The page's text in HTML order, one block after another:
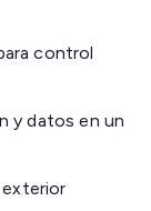
control
y datos en un